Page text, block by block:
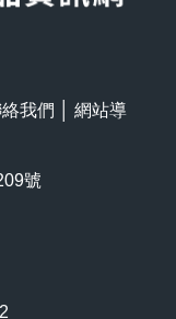
我們
網站導
號